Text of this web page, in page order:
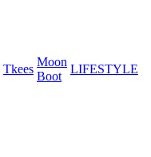
Tkees
Moon
Boot
LIFESTYLE